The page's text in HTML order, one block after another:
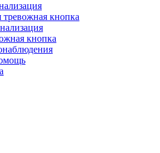
кнопка
кнопка